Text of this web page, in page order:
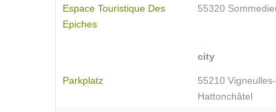
Espace Touristique Des
Epiches
55320
city
Parkplatz
55210
Hattonchâtel